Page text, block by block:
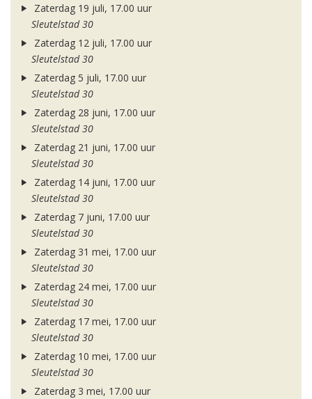
Zaterdag 19 juli, 17.00 uur
Sleutelstad 30
Zaterdag 12 juli, 17.00 uur
Sleutelstad 30
Zaterdag 5 juli, 17.00 uur
Sleutelstad 30
Zaterdag 28 juni, 17.00 uur
Sleutelstad 30
Zaterdag 21 juni, 17.00 uur
Sleutelstad 30
Zaterdag 14 juni, 17.00 uur
Sleutelstad 30
Zaterdag 7 juni, 17.00 uur
Sleutelstad 30
Zaterdag 31 mei, 17.00 uur
Sleutelstad 30
Zaterdag 24 mei, 17.00 uur
Sleutelstad 30
Zaterdag 17 mei, 17.00 uur
Sleutelstad 30
Zaterdag 10 mei, 17.00 uur
Sleutelstad 30
Zaterdag 3 mei, 17.00 uur